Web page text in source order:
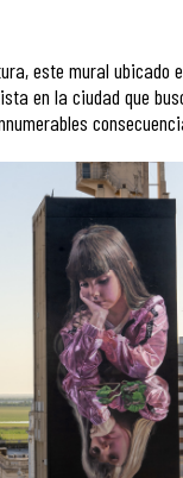
este mural ubicado
en la ciudad que